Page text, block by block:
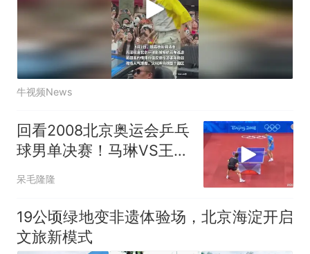
牛视频News
回看2008北京奥运会乒乓
球男单决赛！马琳VS王
皓，直板大师对决！
呆毛隆隆
19公顷绿地变非遗体验场，北京海淀开启
文旅新模式